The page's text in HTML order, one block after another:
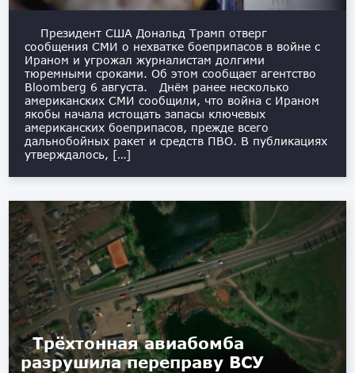
Президент США Дональд Трамп отверг
сообщения СМИ о нехватке боеприпасов в войне с
Ираном и угрожал журналистам долгими
тюремными сроками. Об этом сообщает агентство
Bloomberg 6 августа. Днём ранее несколько
американских СМИ сообщили, что война с Ираном
якобы начала истощать запасы ключевых
американских боеприпасов, прежде всего
дальнобойных ракет и средств ПВО. В публикациях
утверждалось, […]
Трёхтонная авиабомба
разрушила переправу ВСУ